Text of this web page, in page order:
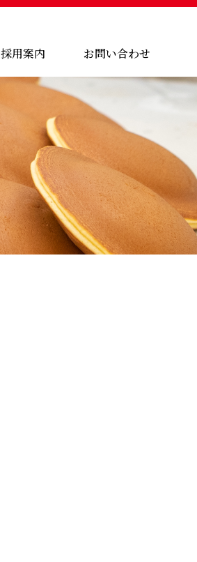
採用案内 お問い合わせ
お問い合わせ・資料請求
プライバシーポリシー